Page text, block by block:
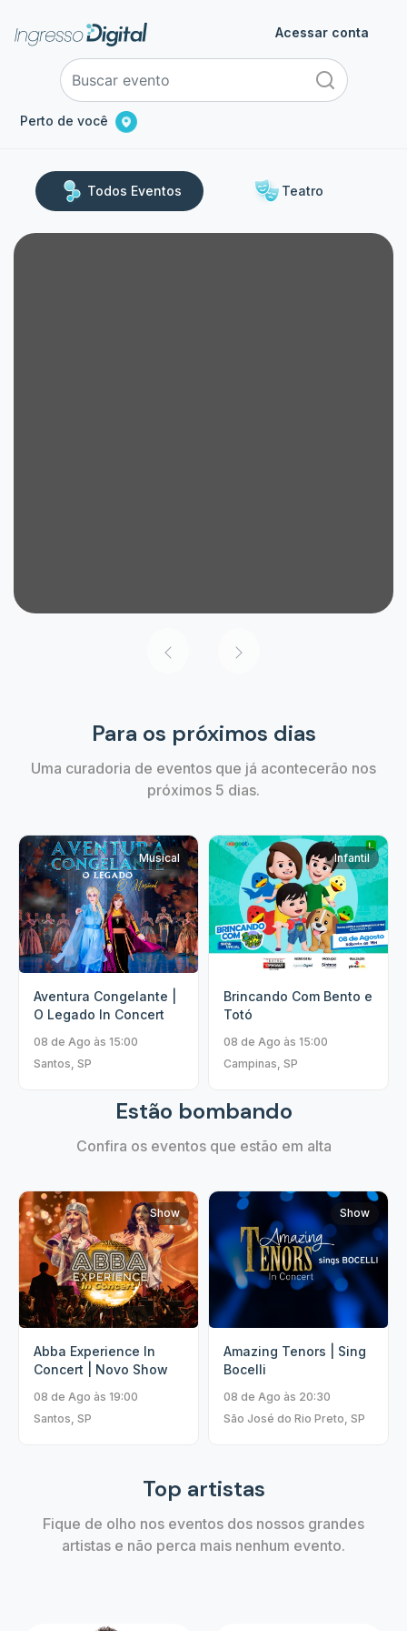
Perto de você
Acessar conta
Todos Eventos Teatro
Para os próximos dias
Uma curadoria de eventos que já acontecerão nos
próximos 5 dias.
Musical
Aventura Congelante |
O Legado In Concert
08 de Ago às 15:00
Santos, SP
Infantil
Brincando Com Bento e
Totó
08 de Ago às 15:00
Campinas, SP
Estão bombando
Confira os eventos que estão em alta
Show
Abba Experience In
Concert | Novo Show
08 de Ago às 19:00
Santos, SP
Show
Amazing Tenors | Sing
Bocelli
08 de Ago às 20:30
São José do Rio Preto, SP
Top artistas
Fique de olho nos eventos dos nossos grandes
artistas e não perca mais nenhum evento.